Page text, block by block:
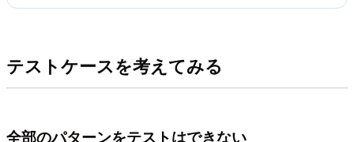
テストケースを考えてみる
全部のパターンをテストはできない